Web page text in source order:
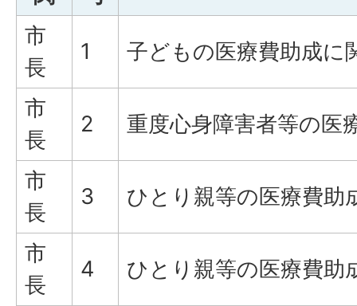
市
長
1 子どもの医療費助成に
市
長
2 重度心身障害者等の医
市
長
3 ひとり親等の医療費助
市
長
4 ひとり親等の医療費助